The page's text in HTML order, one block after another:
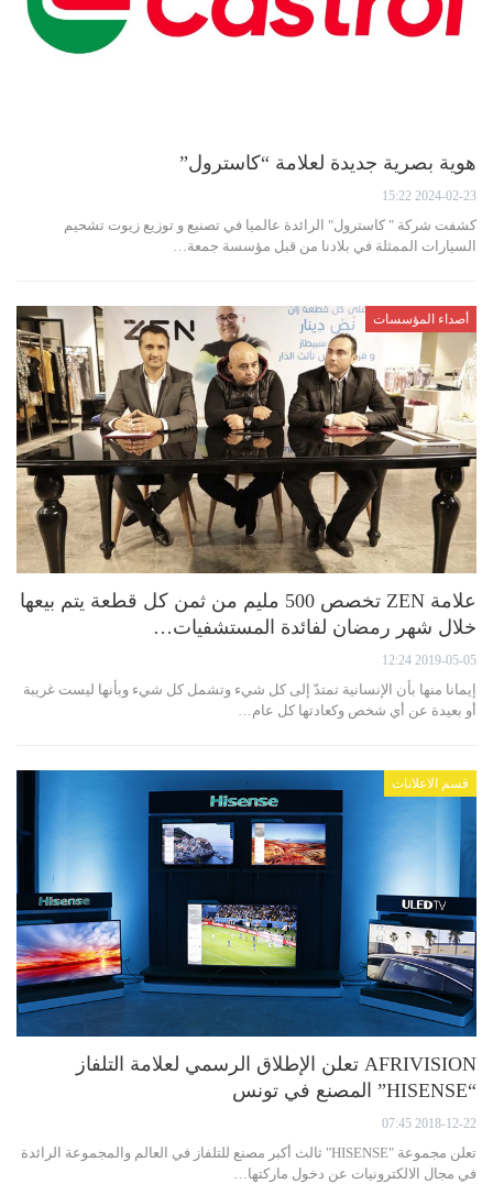
هوية بصرية جديدة لعلامة “كاسترول”
2024-02-23 15:22
كشفت شركة " كاسترول" الرائدة عالميا في تصنيع و توزيع زيوت تشحيم
السيارات الممثلة في بلادنا من قبل مؤسسة جمعة…
أصداء المؤسسات
علامة ZEN تخصص 500 مليم من ثمن كل قطعة يتم بيعها
خلال شهر رمضان لفائدة المستشفيات…
2019-05-05 12:24
إيمانا منها بأن الإنسانية تمتدّ إلى كل شيء وتشمل كل شيء وبأنها ليست غريبة
أو بعيدة عن أي شخص وكعادتها كل عام…
قسم الاعلانات
AFRIVISION تعلن الإطلاق الرسمي لعلامة التلفاز
“HISENSE” المصنع في تونس
2018-12-22 07:45
تعلن مجموعة "HISENSE" ثالث أكبر مصنع للتلفاز في العالم والمجموعة الرائدة
في مجال الالكترونيات عن دخول ماركتها…